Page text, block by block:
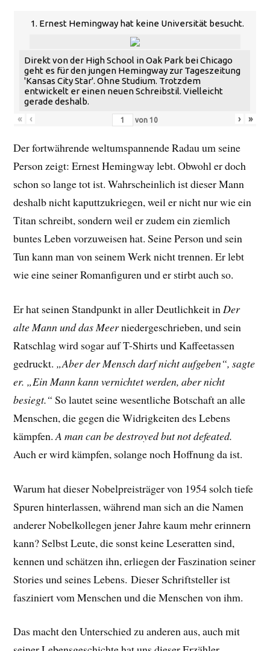
1. Ernest Hemingway hat keine Universität besucht.
Direkt von der High School in Oak Park bei Chicago
geht es für den jungen Hemingway zur Tageszeitung
'Kansas City Star'. Ohne Studium. Trotzdem
entwickelt er einen neuen Schreibstil. Vielleicht
gerade deshalb.
«
‹ von 10 › »
Der fortwährende weltumspannende Radau um seine
Person zeigt: Ernest Hemingway lebt. Obwohl er doch
schon so lange tot ist. Wahrscheinlich ist dieser Mann
deshalb nicht kaputtzukriegen, weil er nicht nur wie ein
Titan schreibt, sondern weil er zudem ein ziemlich
buntes Leben vorzuweisen hat. Seine Person und sein
Tun kann man von seinem Werk nicht trennen. Er lebt
wie eine seiner Romanfiguren und er stirbt auch so.
Er hat seinen Standpunkt in aller Deutlichkeit in Der
alte Mann und das Meerniedergeschrieben, und sein
Ratschlag wird sogar auf T-Shirts und Kaffeetassen
gedruckt. „Aber der Mensch darf nicht aufgeben“, sagte
er. „Ein Mann kann vernichtet werden, aber nicht
besiegt.“So lautet seine wesentliche Botschaft an alle
Menschen, die gegen die Widrigkeiten des Lebens
kämpfen. A man can be destroyed but not defeated.
Auch er wird kämpfen, solange noch Hoffnung da ist.
Warum hat dieser Nobelpreisträger von 1954 solch tiefe
Spuren hinterlassen, während man sich an die Namen
anderer Nobelkollegen jener Jahre kaum mehr erinnern
kann? Selbst Leute, die sonst keine Leseratten sind,
kennen und schätzen ihn, erliegen der Faszination seiner
Stories und seines Lebens. Dieser Schriftsteller ist
fasziniert vom Menschen und die Menschen von ihm.
Das macht den Unterschied zu anderen aus, auch mit